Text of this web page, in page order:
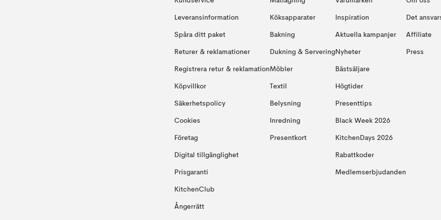
Leveransinformation
Spåra ditt paket
Returer & reklamationer
Registrera retur & reklamation
Köpvillkor
Säkerhetspolicy
Cookies
Företag
Digital tillgänglighet
Prisgaranti
KitchenClub
Ångerrätt
Köksapparater
Bakning
Dukning & Servering
Möbler
Textil
Belysning
Inredning
Presentkort
Inspiration
Aktuella kampanjer
Nyheter
Bästsäljare
Högtider
Presenttips
Black Week 2026
KitchenDays 2026
Rabattkoder
Medlemserbjudanden
Det
Affiliate
Press